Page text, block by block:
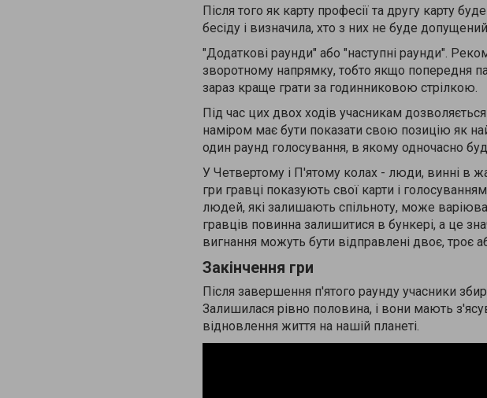
Після того як карту професії та другу карту
бесіду і визначила, хто з них не буде
"Додаткові раунди" або "наступні раунди".
зворотному напрямку, тобто якщо попередня
зараз краще грати за годинниковою стрілкою.
Під час цих двох ходів учасникам
наміром має бути показати свою позицію як
один раунд голосування, в якому одночасно
У Четвертому і П'ятому колах - люди, винні в
гри гравці показують свої карти і
людей, які залишають спільноту, може
гравців повинна залишитися в бункері, а це
вигнання можуть бути відправлені двоє, троє
Закінчення гри
Після завершення п'ятого раунду учасники
Залишилася рівно половина, і вони мають
відновлення життя на нашій планеті.